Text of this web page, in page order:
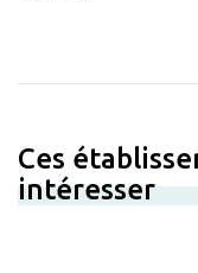
Ces
intéresser